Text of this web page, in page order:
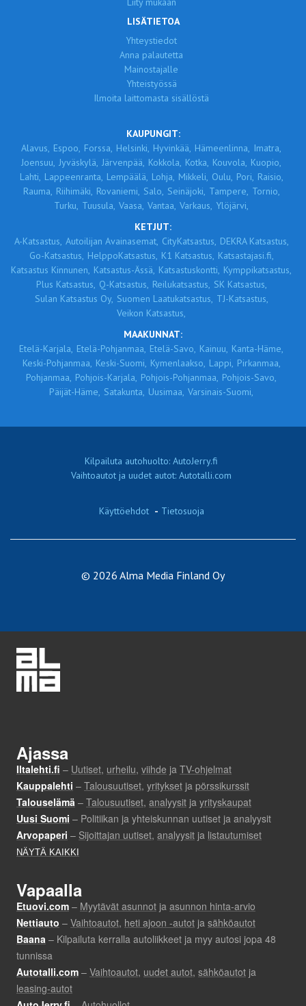
LISÄTIETOA
Yhteystiedot
Anna palautetta
Mainostajalle
Yhteistyössä
Ilmoita laittomasta sisällöstä
KAUPUNGIT:
Alavus, Espoo, Forssa, Helsinki, Hyvinkää, Hämeenlinna, Imatra,
Joensuu, Jyväskylä, Järvenpää, Kokkola, Kotka, Kouvola, Kuopio,
Lahti, Lappeenranta, Lempäälä, Lohja, Mikkeli, Oulu, Pori, Raisio,
Rauma, Riihimäki, Rovaniemi, Salo, Seinäjoki, Tampere, Tornio,
Turku, Tuusula, Vaasa, Vantaa, Varkaus, Ylöjärvi,
KETJUT:
A-Katsastus, Autoilijan Avainasemat, CityKatsastus, DEKRA Katsastus,
Go-Katsastus, HelppoKatsastus, K1 Katsastus, Katsastajasi.fi,
Katsastus Kinnunen, Katsastus-Ässä, Katsastuskontti, Kymppikatsastus,
Plus Katsastus, Q-Katsastus, Reilukatsastus, SK Katsastus,
Sulan Katsastus Oy, Suomen Laatukatsastus, TJ-Katsastus,
Veikon Katsastus,
MAAKUNNAT:
Etelä-Karjala, Etelä-Pohjanmaa, Etelä-Savo, Kainuu, Kanta-Häme,
Keski-Pohjanmaa, Keski-Suomi, Kymenlaakso, Lappi, Pirkanmaa,
Pohjanmaa, Pohjois-Karjala, Pohjois-Pohjanmaa, Pohjois-Savo,
Päijät-Häme, Satakunta, Uusimaa, Varsinais-Suomi,
Kilpailuta autohuolto: AutoJerry.fi
Vaihtoautot ja uudet autot: Autotalli.com
Käyttöehdot - Tietosuoja
© 2026 Alma Media Finland Oy